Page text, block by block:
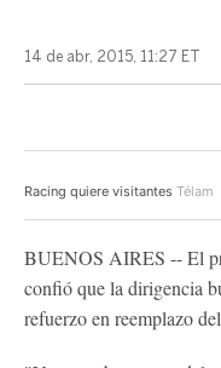
14 de abr, 2015, 11:27 ET
Racing quiere visitantes Télam
BUENOS AIRES -- El
confió que la dirigencia
refuerzo en reemplazo